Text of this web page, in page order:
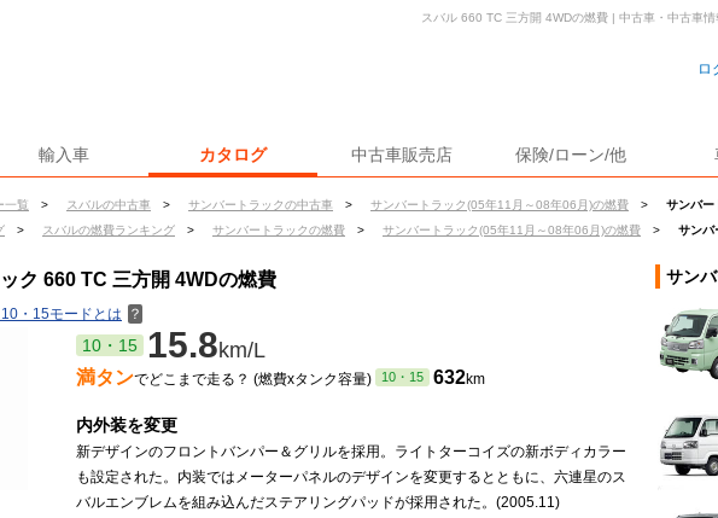
ロ
輸入車 カタログ 中古車販売店 保険/ローン/他
一覧 > スバルの中古車 > サンバートラックの中古車 > サンバートラック(05年11月～08年06月)の燃費 >
サンバー
> スバルの燃費ランキング > サンバートラックの燃費 > サンバートラック(05年11月～08年06月)の燃費 > サンバ
スバル 660 TC 三方開 4WDの燃費 | 中古車・中古車
ク 660 TC 三方開 4WDの燃費
・15モードとは ？
10・15 15.8km/L
満タンでどこまで走る？ (燃費xタンク容量) 10・15 632km
内外装を変更
新デザインのフロントバンパー＆グリルを採用。ライトターコイズの新ボディカラー
も設定された。内装ではメーターパネルのデザインを変更するとともに、六連星のス
バルエンブレムを組み込んだステアリングパッドが採用された。(2005.11)
サン